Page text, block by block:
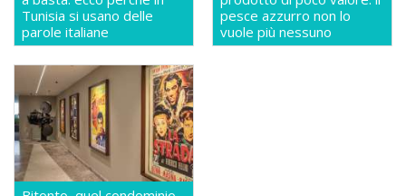
Tunisia si usano delle
parole italiane
pesce azzurro non lo
vuole più nessuno